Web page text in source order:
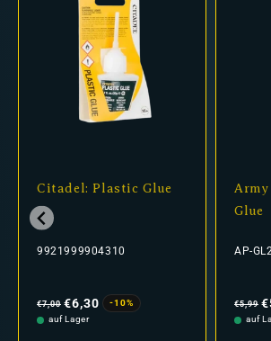
Citadel: Plastic Glue
9921999904310
Preis
€7,00 €6,30
-10%
auf Lager
Glue
AP-
Preis
€5,99
auf